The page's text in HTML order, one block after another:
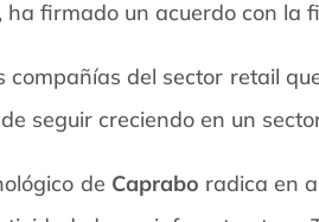
, ha firmado un acuerdo con la
compañías del sector retail
seguir creciendo en un
de Caprabo radica en